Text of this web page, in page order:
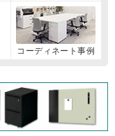
コーディネート事例